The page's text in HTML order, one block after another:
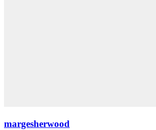
margesherwood